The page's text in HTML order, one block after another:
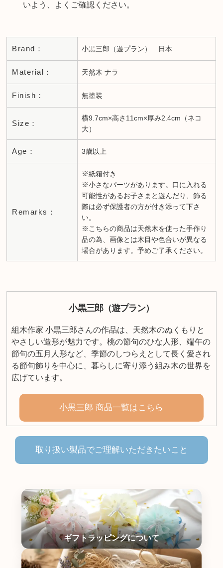
いよう、よくご確認ください。
Brand： 小黒三郎（遊プラン） 日本
Material： 天然木 ナラ
Finish： 無塗装
Size：
横9.7cm×高さ11cm×厚み2.4cm（ネコ
大）
Age： 3歳以上
Remarks：
※紙箱付き
※小さなパーツがあります。口に入れる
可能性があるお子さまと遊んだり、飾る
際は必ず保護者の方が付き添って下さ
い。
※こちらの商品は天然木を使った手作り
品の為、画像とは木目や色合いが異なる
場合があります。予めご了承ください。
小黒三郎（遊プラン）
組木作家 小黒三郎さんの作品は、天然木のぬくもりと
やさしい造形が魅力です。桃の節句のひな人形、端午の
節句の五月人形など、季節のしつらえとして長く愛され
る節句飾りを中心に、暮らしに寄り添う組み木の世界を
広げています。
小黒三郎 商品一覧はこちら
取り扱い製品でご理解いただきたいこと